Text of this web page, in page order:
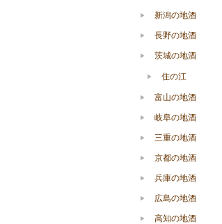
新潟の地酒
長野の地酒
茨城の地酒
住の江
富山の地酒
岐阜の地酒
三重の地酒
京都の地酒
兵庫の地酒
広島の地酒
高知の地酒